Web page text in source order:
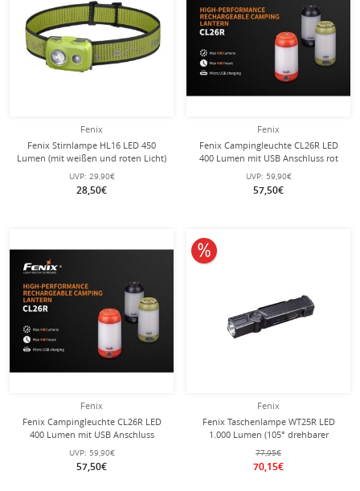
Fenix
Fenix Stirnlampe HL16 LED 450
Lumen (mit weißen und roten Licht)
grün
UVP: 29,90€
28,50€
Fenix
Fenix Campingleuchte CL26R LED
400 Lumen mit USB Anschluss rot
UVP: 59,90€
57,50€
Fenix
Fenix Campingleuchte CL26R LED
400 Lumen mit USB Anschluss
schwarz
UVP: 59,90€
57,50€
Fenix
Fenix Taschenlampe WT25R LED
1.000 Lumen (105° drehbarer
Lampenkopf) schwarz
77,95€
70,15€
10% reduziert